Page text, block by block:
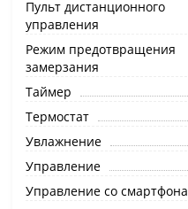
Пульт дистанционного
управления
Режим предотвращения
замерзания
Таймер
Термостат
Увлажнение
Управление
Управление со смартфона